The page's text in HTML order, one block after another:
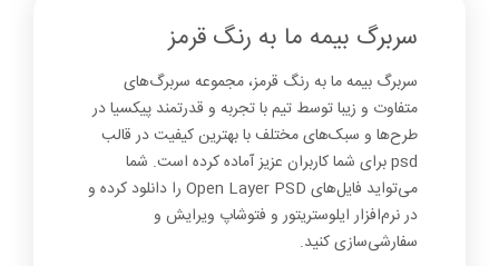
1+
سربرگ بیمه ما به رنگ قرمز
سربرگ بیمه ما به رنگ قرمز، مجموعه سربرگ‌های
متفاوت و زیبا توسط تیم با تجربه و قدرتمند پیکسیا در
طرح‌ها و سبک‌های مختلف با بهترین کیفیت در قالب
psd برای شما کاربران عزیز آماده کرده است. شما
می‌تواید فایل‌های Open Layer PSD را دانلود کرده و
در نرم‌افزار ایلوستریتور و فتوشاپ ویرایش و
سفارشی‌سازی کنید.